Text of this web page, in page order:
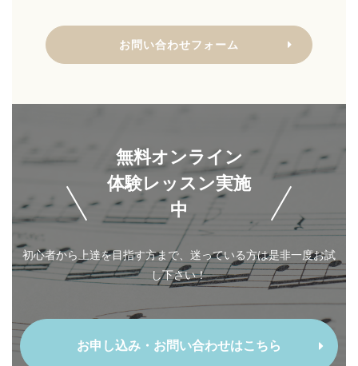
お問い合わせフォーム
無料オンライン
体験レッスン実施
中
初心者から上達を目指す方まで、迷っている方は是非一度お試
し下さい！
お申し込み・お問い合わせはこちら